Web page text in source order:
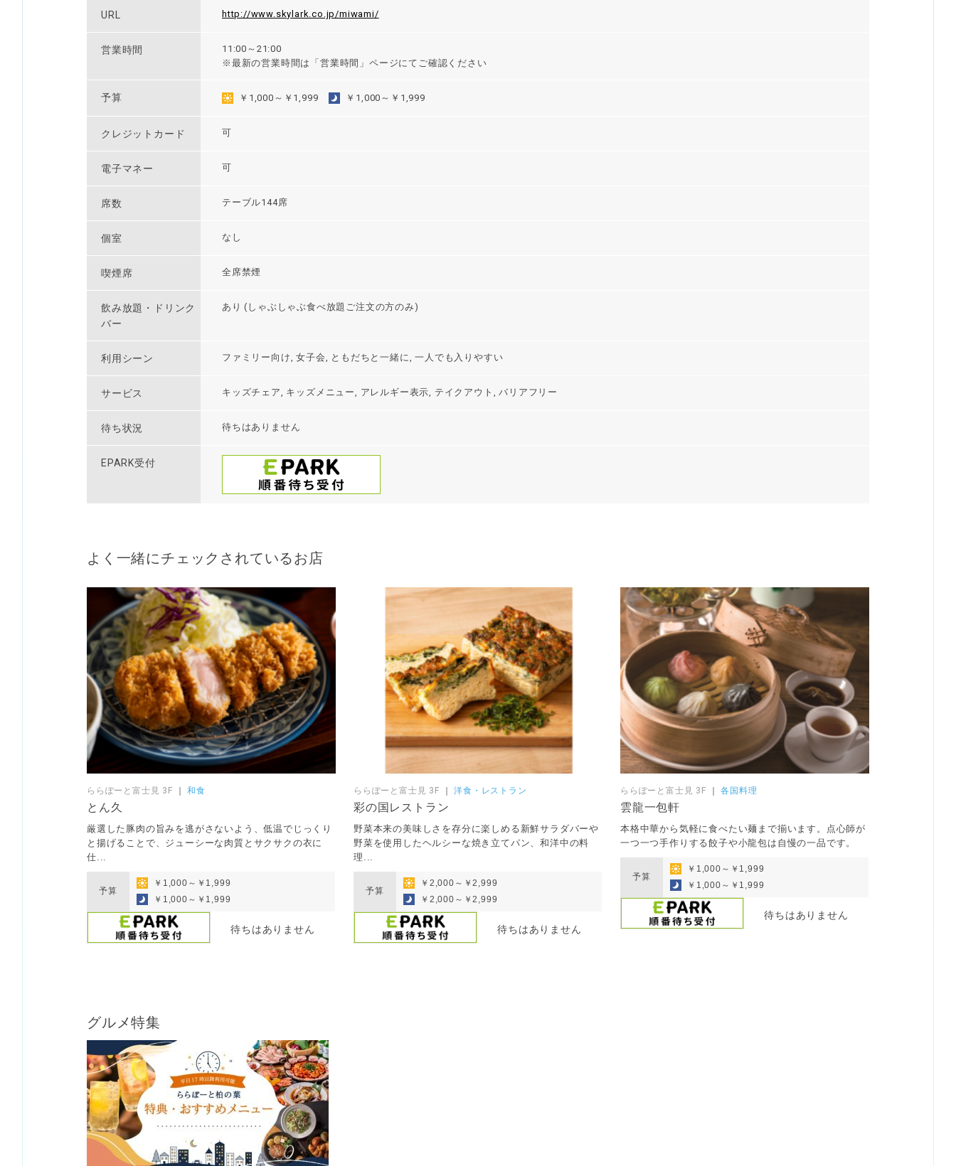
URL http://www.skylark.co.jp/miwami/
営業時間
11:00～21:00
※最新の営業時間は「営業時間」ページにてご確認ください
予算 ￥1,000～￥1,999 ￥1,000～￥1,999
クレジットカード 可
電子マネー 可
席数 テーブル144席
個室 なし
喫煙席 全席禁煙
飲み放題・ドリンク
バー
あり (しゃぶしゃぶ食べ放題ご注文の方のみ)
利用シーン ファミリー向け, 女子会, ともだちと一緒に, 一人でも入りやすい
サービス キッズチェア, キッズメニュー, アレルギー表示, テイクアウト, バリアフリー
待ち状況 待ちはありません
EPARK受付
よく一緒にチェックされているお店
ららぽーと富士見 3F ｜和食
とん久
厳選した豚肉の旨みを逃がさないよう、低温でじっくり
と揚げることで、ジューシーな肉質とサクサクの衣に
仕...
予算
￥1,000～￥1,999
￥1,000～￥1,999
待ちはありません
ららぽーと富士見 3F ｜洋食・レストラン
彩の国レストラン
野菜本来の美味しさを存分に楽しめる新鮮サラダバーや
野菜を使用したヘルシーな焼き立てパン、和洋中の料
理...
予算
￥2,000～￥2,999
￥2,000～￥2,999
待ちはありません
ららぽーと富士見 3F ｜各国料理
雲龍一包軒
本格中華から気軽に食べたい麺まで揃います。点心師が
一つ一つ手作りする餃子や小龍包は自慢の一品です。
予算
￥1,000～￥1,999
￥1,000～￥1,999
待ちはありません
グルメ特集